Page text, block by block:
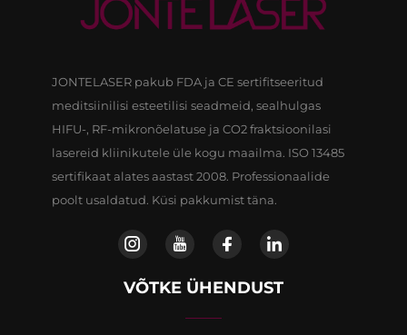
JONTELASER pakub FDA ja CE sertifitseeritud
meditsiinilisi esteetilisi seadmeid, sealhulgas
HIFU-, RF-mikronõelatuse ja CO2 fraktsioonilasi
lasereid kliinikutele üle kogu maailma. ISO 13485
sertifikaat alates aastast 2008. Professionaalide
poolt usaldatud. Küsi pakkumist täna.
VÕTKE ÜHENDUST